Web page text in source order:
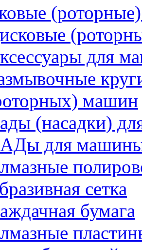
для
машин
(насадки)
для
сетка
бумага